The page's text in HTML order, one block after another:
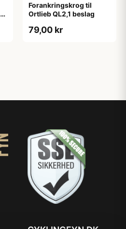
Forankringskrog til
Ortlieb QL2,1 beslag
79,00 kr